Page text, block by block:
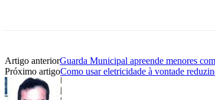
Artigo anteriorGuarda Municipal apreende menores
Próximo artigoComo usar eletricidade à vontade